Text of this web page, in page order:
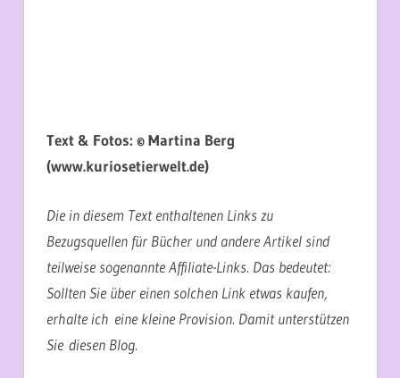
Text & Fotos: © Martina Berg
(www.kuriosetierwelt.de)
Die in diesem Text enthaltenen Links zu
Bezugsquellen für Bücher und andere Artikel sind
teilweise sogenannte Affiliate-Links. Das bedeutet:
Sollten Sie über einen solchen Link etwas kaufen,
erhalte ich eine kleine Provision. Damit unterstützen
Sie diesen Blog.